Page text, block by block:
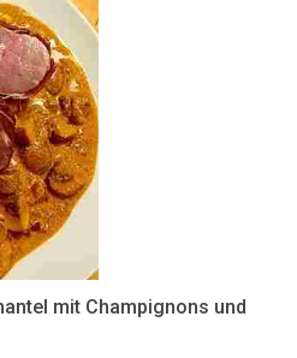
mit Champignons und